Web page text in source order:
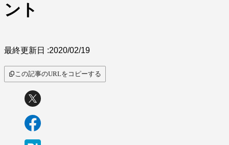
ント
最終更新日 :2020/02/19
この記事のURLをコピーする